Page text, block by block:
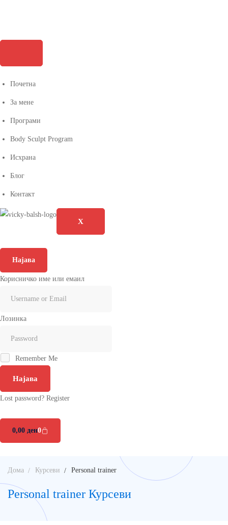
Почетна
За мене
Програми
Body Sculpt Program
Исхрана
Блог
Контакт
X
Најава
Корисничко име или емаил
Лозинка
Remember Me
Најава
Lost password? Register
0,00 ден0
Дома Курсеви Personal trainer
Personal trainer Курсеви